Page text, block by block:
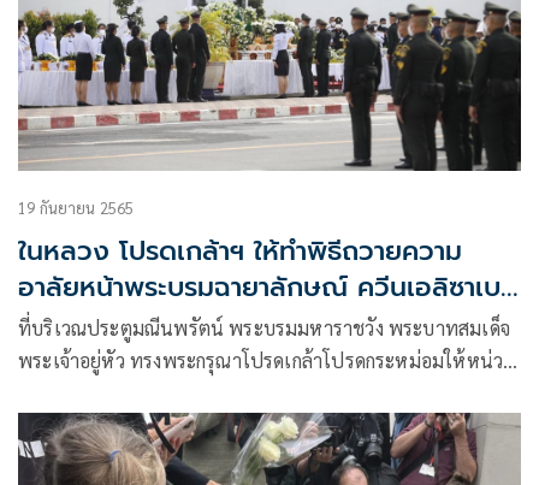
19 กันยายน 2565
ในหลวง โปรดเกล้าฯ ให้ทำพิธีถวายความ
อาลัยหน้าพระบรมฉายาลักษณ์ ควีนเอลิซาเบธ
ที่ 2
ที่บริเวณประตูมณีนพรัตน์ พระบรมมหาราชวัง พระบาทสมเด็จ
พระเจ้าอยู่หัว ทรงพระกรุณาโปรดเกล้าโปรดกระหม่อมให้หน่วย
ฉายาลักษณ์ในการพระราชพิธีพระบรมศพของสมเด็จพระ
ราชินีนาถเอลิซาเบธที่ 2 แห่งสหราชอาณาจักร